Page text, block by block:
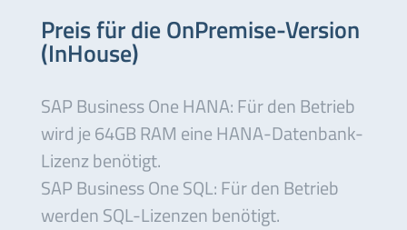
Preis für die OnPremise-Version
(InHouse)
SAP Business One HANA: Für den Betrieb
wird je 64GB RAM eine HANA-Datenbank-
Lizenz benötigt.
SAP Business One SQL: Für den Betrieb
werden SQL-Lizenzen benötigt.